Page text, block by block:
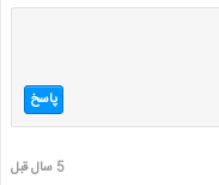
پاسخ
5 سال قبل